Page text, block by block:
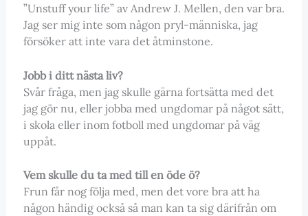
”Unstuff your life” av Andrew J. Mellen, den var bra.
Jag ser mig inte som någon pryl-människa, jag
försöker att inte vara det åtminstone.
Jobb i ditt nästa liv?
Svår fråga, men jag skulle gärna fortsätta med det
jag gör nu, eller jobba med ungdomar på något sätt,
i skola eller inom fotboll med ungdomar på väg
uppåt.
Vem skulle du ta med till en öde ö?
Frun får nog följa med, men det vore bra att ha
någon händig också så man kan ta sig därifrån om